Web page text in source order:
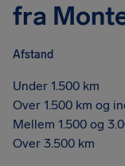
fra
Afstand
Under 1.500 km
Over 1.500 km og
Mellem 1.500 og
Over 3.500 km